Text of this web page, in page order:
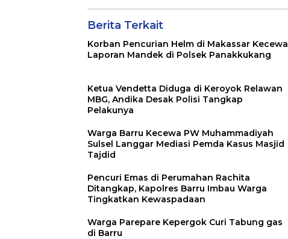
Berita Terkait
Korban Pencurian Helm di Makassar Kecewa
Laporan Mandek di Polsek Panakkukang
Ketua Vendetta Diduga di Keroyok Relawan
MBG, Andika Desak Polisi Tangkap
Pelakunya
Warga Barru Kecewa PW Muhammadiyah
Sulsel Langgar Mediasi Pemda Kasus Masjid
Tajdid
Pencuri Emas di Perumahan Rachita
Ditangkap, Kapolres Barru Imbau Warga
Tingkatkan Kewaspadaan
Warga Parepare Kepergok Curi Tabung gas
di Barru